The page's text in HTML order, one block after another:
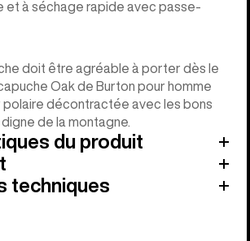
et à séchage rapide avec passe-
doit être agréable à porter dès le
Oak de Burton pour homme
polaire décontractée avec les bons
de la montagne.
du produit
techniques